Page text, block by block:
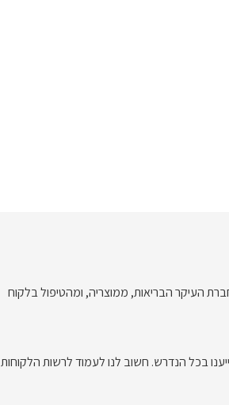
העיקר הבריאות, ממוצריה, ומהטיפול בלקוח
בכל הנדרש. חשוב לנו לעמוד לרשות הלקוחות